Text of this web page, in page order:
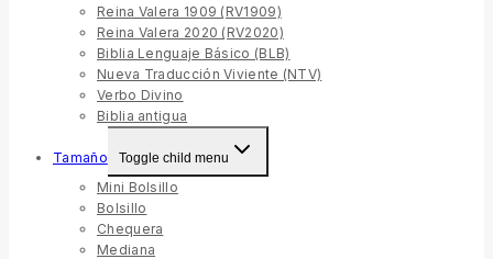
Reina Valera 1909 (RV1909)
Reina Valera 2020 (RV2020)
Biblia Lenguaje Básico (BLB)
Nueva Traducción Viviente (NTV)
Verbo Divino
Biblia antigua
Tamaño Toggle child menu
Mini Bolsillo
Bolsillo
Chequera
Mediana